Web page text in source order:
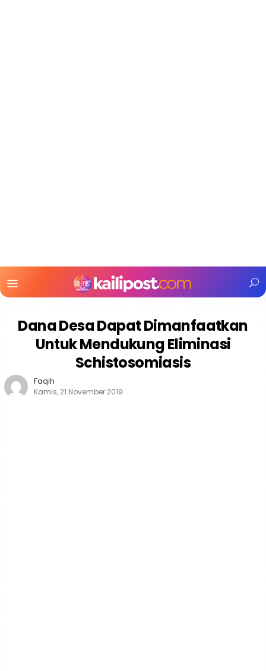
Mobile
Dana Desa Dapat Dimanfaatkan
Untuk Mendukung Eliminasi
Schistosomiasis
Faqih
Kamis, 21 November 2019